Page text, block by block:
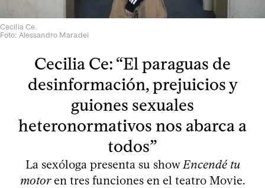
Cecilia Ce.
Foto: Alessandro Maradei
Cecilia Ce: “El paraguas de
desinformación, prejuicios y
guiones sexuales
heteronormativos nos abarca a
todos”
La sexóloga presenta su show Encendé tu
motoren tres funciones en el teatro Movie.